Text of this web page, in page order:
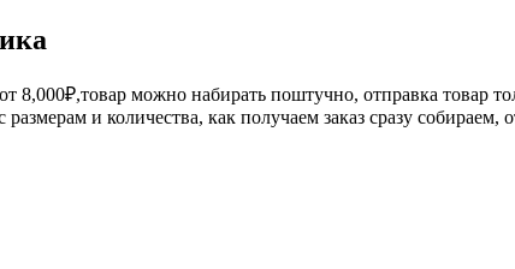
8,000₽,товар можно набирать поштучно, отправка товар
и количества, как получаем заказ сразу